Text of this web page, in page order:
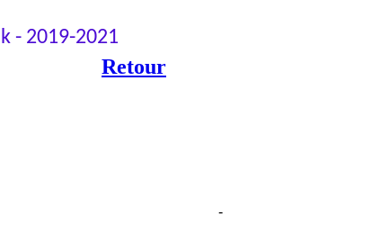
- 2019-2021
Retour
-